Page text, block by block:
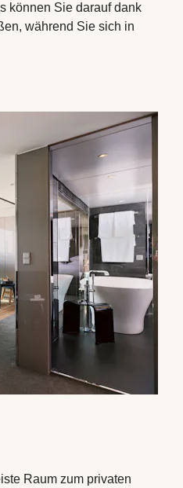
können Sie darauf dank
während Sie sich in
Raum zum privaten